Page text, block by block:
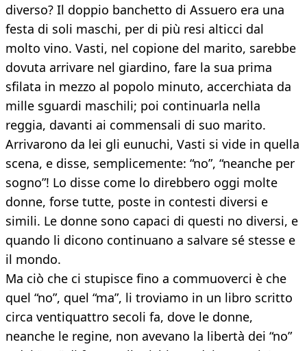
diverso? Il doppio banchetto di Assuero era una
festa di soli maschi, per di più resi alticci dal
molto vino. Vasti, nel copione del marito, sarebbe
dovuta arrivare nel giardino, fare la sua prima
sfilata in mezzo al popolo minuto, accerchiata da
mille sguardi maschili; poi continuarla nella
reggia, davanti ai commensali di suo marito.
Arrivarono da lei gli eunuchi, Vasti si vide in quella
scena, e disse, semplicemente: “no”, “neanche per
sogno”! Lo disse come lo direbbero oggi molte
donne, forse tutte, poste in contesti diversi e
simili. Le donne sono capaci di questi no diversi, e
quando li dicono continuano a salvare sé stesse e
il mondo.
Ma ciò che ci stupisce fino a commuoverci è che
quel “no”, quel “ma”, li troviamo in un libro scritto
circa ventiquattro secoli fa, dove le donne,
neanche le regine, non avevano la libertà dei “no”